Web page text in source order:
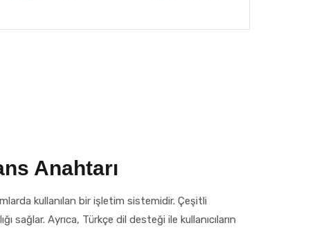
Anahtarı
kullanılan bir işletim sistemidir. Çeşitli
Ayrıca, Türkçe dil desteği ile kullanıcıların